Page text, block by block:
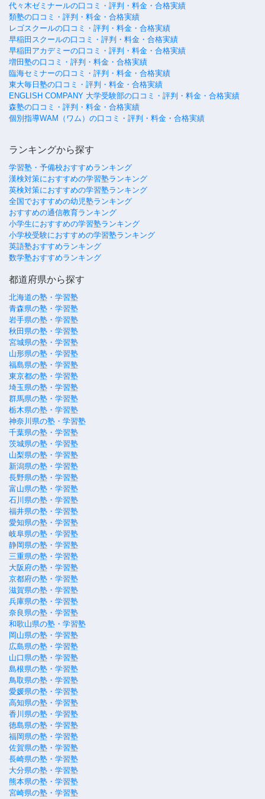
代々木ゼミナールの口コミ・評判・料金・合格実績
類塾の口コミ・評判・料金・合格実績
レゴスクールの口コミ・評判・料金・合格実績
早稲田スクールの口コミ・評判・料金・合格実績
早稲田アカデミーの口コミ・評判・料金・合格実績
増田塾の口コミ・評判・料金・合格実績
臨海セミナーの口コミ・評判・料金・合格実績
東大毎日塾の口コミ・評判・料金・合格実績
ENGLISH COMPANY 大学受験部の口コミ・評判・料金・合格実績
森塾の口コミ・評判・料金・合格実績
個別指導WAM（ワム）の口コミ・評判・料金・合格実績
ランキングから探す
学習塾・予備校おすすめランキング
漢検対策におすすめの学習塾ランキング
英検対策におすすめの学習塾ランキング
全国でおすすめの幼児塾ランキング
おすすめの通信教育ランキング
小学生におすすめの学習塾ランキング
小学校受験におすすめの学習塾ランキング
英語塾おすすめランキング
数学塾おすすめランキング
都道府県から探す
北海道の塾・学習塾
青森県の塾・学習塾
岩手県の塾・学習塾
秋田県の塾・学習塾
宮城県の塾・学習塾
山形県の塾・学習塾
福島県の塾・学習塾
東京都の塾・学習塾
埼玉県の塾・学習塾
群馬県の塾・学習塾
栃木県の塾・学習塾
神奈川県の塾・学習塾
千葉県の塾・学習塾
茨城県の塾・学習塾
山梨県の塾・学習塾
新潟県の塾・学習塾
長野県の塾・学習塾
富山県の塾・学習塾
石川県の塾・学習塾
福井県の塾・学習塾
愛知県の塾・学習塾
岐阜県の塾・学習塾
静岡県の塾・学習塾
三重県の塾・学習塾
大阪府の塾・学習塾
京都府の塾・学習塾
滋賀県の塾・学習塾
兵庫県の塾・学習塾
奈良県の塾・学習塾
和歌山県の塾・学習塾
岡山県の塾・学習塾
広島県の塾・学習塾
山口県の塾・学習塾
島根県の塾・学習塾
鳥取県の塾・学習塾
愛媛県の塾・学習塾
高知県の塾・学習塾
香川県の塾・学習塾
徳島県の塾・学習塾
福岡県の塾・学習塾
佐賀県の塾・学習塾
長崎県の塾・学習塾
大分県の塾・学習塾
熊本県の塾・学習塾
宮崎県の塾・学習塾